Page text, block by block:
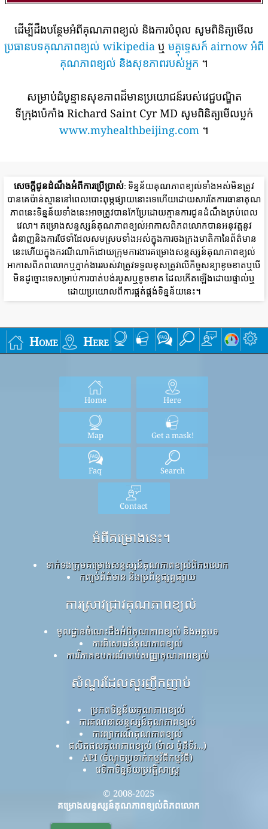
ដើម្បីដឹងបន្ថែមអំពីគុណភាពខ្យល់ និងការបំពុល សូមពិនិត្យមើល
ប្រធានបទគុណភាពខ្យល់ wikipedia ឬ មគ្គុទ្ទេសក៍ airnow អំពី
គុណភាពខ្យល់ និងសុខភាពរបស់អ្នក ។
សម្រាប់ដំបូន្មានសុខភាពដ៏មានប្រយោជន៍របស់វេជ្ជបណ្ឌិត
ទីក្រុងប៉េកាំង Richard Saint Cyr MD សូមពិនិត្យមើលប្លក់
www.myhealthbeijing.com ។
សេចក្តីជូនដំណឹងអំពីការប្រើប្រាស់: ទិន្នន័យគុណភាពខ្យល់ទាំងអស់មិនត្រូវ
បានគេប៉ាន់ស្មាននៅពេលបោះពុម្ភផ្សាយនោះទេហើយដោយសារតែការធានាគុណ
ភាពនេះទិន្នន័យទាំងនេះអាចត្រូវបានកែប្រែដោយគ្មានការជូនដំណឹងគ្រប់ពេល
វេលា។ គម្រោងសន្ទស្សន៍គុណភាពខ្យល់អាកាសពិភពលោកបានអនុវត្តនូវ
ជំនាញនិងការថែទាំដែលសមស្របទាំងអស់ក្នុងការចងក្រងមាតិកានៃព័ត៌មាន
នេះហើយក្នុងករណីណាក៏ដោយក្រុមការងារគម្រោងសន្ទស្សន៍គុណភាពខ្យល់
អាកាសពិភពលោកឬភ្នាក់ងាររបស់វាត្រូវទទួលខុសត្រូវលើកិច្ចសន្យាខូចខាតឬបើ
មិនដូច្នោះទេសម្រាប់ការបាត់បង់របួសឬខូចខាត ដែលកើតឡើងដោយផ្ទាល់ឬ
ដោយប្រយោលពីការផ្គត់ផ្គង់ទិន្នន័យនេះ។
Home Here
Home Here
Map Get a mask!
Faq Search
Contact
អំពីគម្រោងនេះ។
ទាក់ទងក្រុមគម្រោងសន្ទស្សន៍គុណភាពខ្យល់ពិភពលោក
កញ្ចប់ព័ត៌មាន និងប្រព័ន្ធផ្សព្វផ្សាយ
ការស្រាវជ្រាវគុណភាពខ្យល់
មូលដ្ឋានចំណេះដឹងអំពីគុណភាពខ្យល់ និងអត្ថបទ
ការពិសោធន៍គុណភាពខ្យល់
ការវិភាគឧបករណ៍ចាប់សញ្ញាគុណភាពខ្យល់
សំណួរដែលសួរញឹកញាប់
ប្រភពទិន្នន័យគុណភាពខ្យល់
ការគណនាសន្ទស្សន៍គុណភាពខ្យល់
ការព្យាករណ៍គុណភាពខ្យល់
ផលិតផលគុណភាពខ្យល់ (ម៉ាស ម៉ូនីទ័រ...)
API (ចំណុចប្រទាក់កម្មវិធីកម្មវិធី)
វេទិកាទិន្នន័យប្រវត្តិសាស្ត្រ
© 2008-2025
គម្រោងសន្ទស្សន៍គុណភាពខ្យល់ពិភពលោក